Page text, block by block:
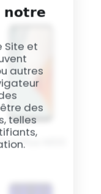
notre
Site et
autres
des
telles
Plus N100